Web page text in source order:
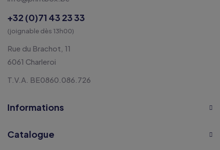
+32 (0)71 43 23 33
(joignable dès 13h00)
Rue du Brachot, 11
6061 Charleroi
T.V.A. BE0860.086.726
Informations
Catalogue